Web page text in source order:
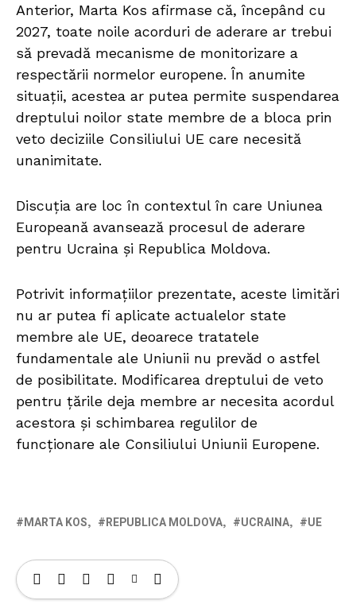
Anterior, Marta Kos afirmase că, începând cu
2027, toate noile acorduri de aderare ar trebui
să prevadă mecanisme de monitorizare a
respectării normelor europene. În anumite
situații, acestea ar putea permite suspendarea
dreptului noilor state membre de a bloca prin
veto deciziile Consiliului UE care necesită
unanimitate.
Discuția are loc în contextul în care Uniunea
Europeană avansează procesul de aderare
pentru Ucraina și Republica Moldova.
Potrivit informațiilor prezentate, aceste limitări
nu ar putea fi aplicate actualelor state
membre ale UE, deoarece tratatele
fundamentale ale Uniunii nu prevăd o astfel
de posibilitate. Modificarea dreptului de veto
pentru țările deja membre ar necesita acordul
acestora și schimbarea regulilor de
funcționare ale Consiliului Uniunii Europene.
MARTA KOS REPUBLICA MOLDOVA UCRAINA UE